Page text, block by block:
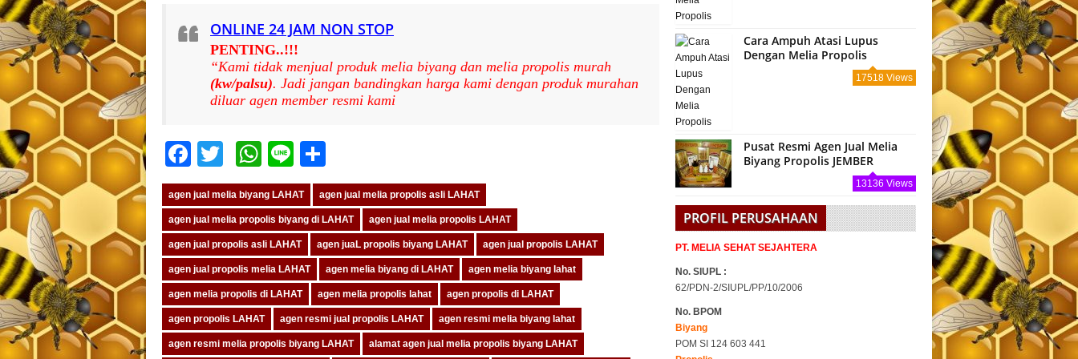
ONLINE 24 JAM NON STOP
PENTING..!!!
“Kami tidak menjual produk melia biyang dan melia propolis murah
(kw/palsu). Jadi jangan bandingkan harga kami dengan produk murahan
diluar agen member resmi kami
Facebook
TwitterWhatsApp
Line
agen jual melia biyang LAHAT agen jual melia propolis asli LAHAT
agen jual melia propolis biyang di LAHAT agen jual melia propolis LAHAT
agen jual propolis asli LAHAT agen juaL propolis biyang LAHAT agen jual propolis LAHAT
agen jual propolis melia LAHAT agen melia biyang di LAHAT agen melia biyang lahat
agen melia propolis di LAHAT agen melia propolis lahat agen propolis di LAHAT
agen propolis LAHAT agen resmi jual propolis LAHAT agen resmi melia biyang lahat
agen resmi melia propolis biyang LAHAT alamat agen jual melia propolis biyang LAHAT
Cara Ampuh Atasi Lupus
Dengan Melia Propolis
17518 Views
Pusat Resmi Agen Jual Melia
Biyang Propolis JEMBER
13136 Views
PROFIL PERUSAHAAN
PT. MELIA SEHAT SEJAHTERA
No. SIUPL :
62/PDN-2/SIUPL/PP/10/2006
No. BPOM
Biyang
POM SI 124 603 441